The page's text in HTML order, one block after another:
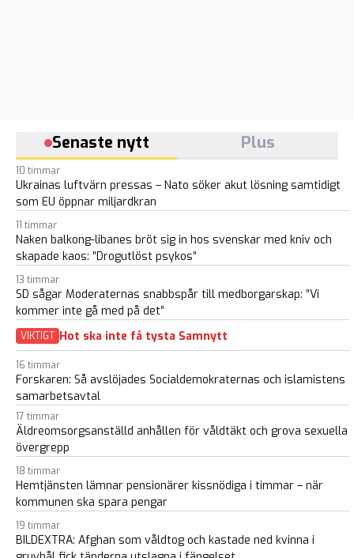
Senaste nytt Plus
10 timmar
Ukrainas luftvärn pressas – Nato söker akut lösning samtidigt
som EU öppnar miljardkran
11 timmar
Naken balkong-libanes bröt sig in hos svenskar med kniv och
skapade kaos: ”Drogutlöst psykos”
13 timmar
SD sågar Moderaternas snabbspår till medborgarskap: ”Vi
kommer inte gå med på det”
VIKTIGT Hot ska inte få tysta Samnytt
16 timmar
Forskaren: Så avslöjades Socialdemokraternas och islamistens
samarbetsavtal
17 timmar
Äldreomsorgsanställd anhållen för våldtäkt och grova sexuella
övergrepp
18 timmar
Hemtjänsten lämnar pensionärer kissnödiga i timmar – när
kommunen ska spara pengar
19 timmar
BILDEXTRA: Afghan som våldtog och kastade ned kvinna i